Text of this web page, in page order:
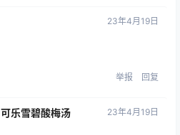
23年4月19日
举报 回复
可乐雪碧酸梅汤 23年4月19日